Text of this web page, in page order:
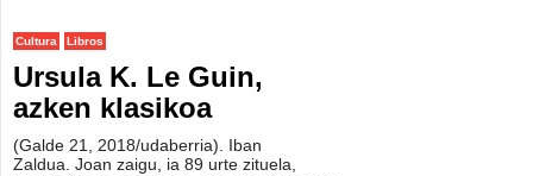
Cultura Libros
Ursula K. Le Guin,
azken klasikoa
(Galde 21, 2018/udaberria). Iban
Zaldua. Joan zaigu, ia 89 urte zituela,